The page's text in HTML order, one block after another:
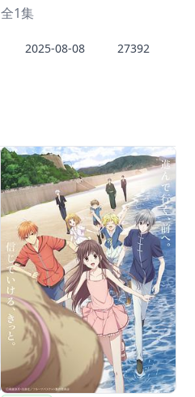
全1集
2025-08-08 27392